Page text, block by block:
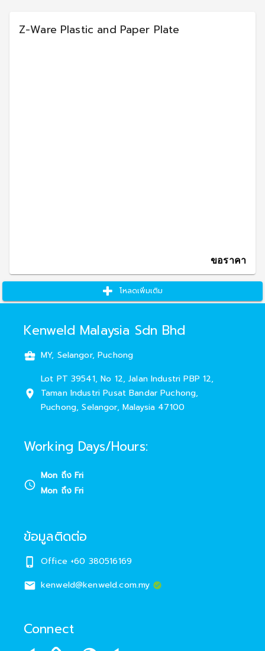
Z-Ware Plastic and Paper Plate
ขอราคา
โหลดเพิ่มเติม
Kenweld Malaysia Sdn Bhd
MY, Selangor, Puchong
Lot PT 39541, No 12, Jalan Industri PBP 12,
Taman Industri Pusat Bandar Puchong,
Puchong,Selangor, Malaysia 47100
Working Days/Hours:
Mon ถึง Fri
Mon ถึง Fri
ข้อมูลติดต่อ
Office +60 380516169
kenweld@kenweld.com.my
Connect